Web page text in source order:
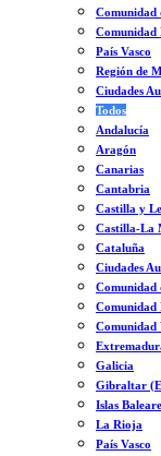
Comunidad
Comunidad
País Vasco
Región de
Ciudades
Todos
Andalucía
Aragón
Canarias
Cantabria
Castilla y
Castilla-La
Cataluña
Ciudades
Comunidad
Comunidad
Comunidad
Galicia
Gibraltar
Islas
La Rioja
País Vasco